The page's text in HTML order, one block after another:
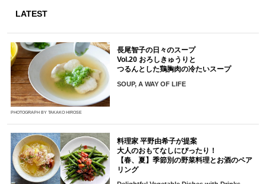
LATEST
PHOTOGRAPH BY TAKAKO HIROSE
長尾智子の日々のスープ
Vol.20 おろしきゅうりと
つるんとした鶏胸肉の冷たいスープ
SOUP, A WAY OF LIFE
料理家 平野由希子が提案
大人のおもてなしにぴったり！
【春、夏】季節別の野菜料理とお酒のペア
リング